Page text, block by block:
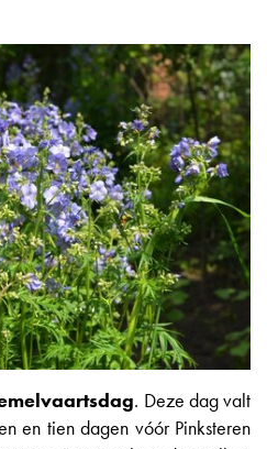
. Deze dag valt
en tien dagen vóór Pinksteren